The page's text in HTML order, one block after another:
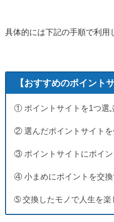
具体的には下記の手順で利用
【おすすめのポイント
① ポイントサイトを1つ選
② 選んだポイントサイトを
③ ポイントサイトにポイン
④ 小まめにポイントを交換
➄ 交換したモノで人生を楽